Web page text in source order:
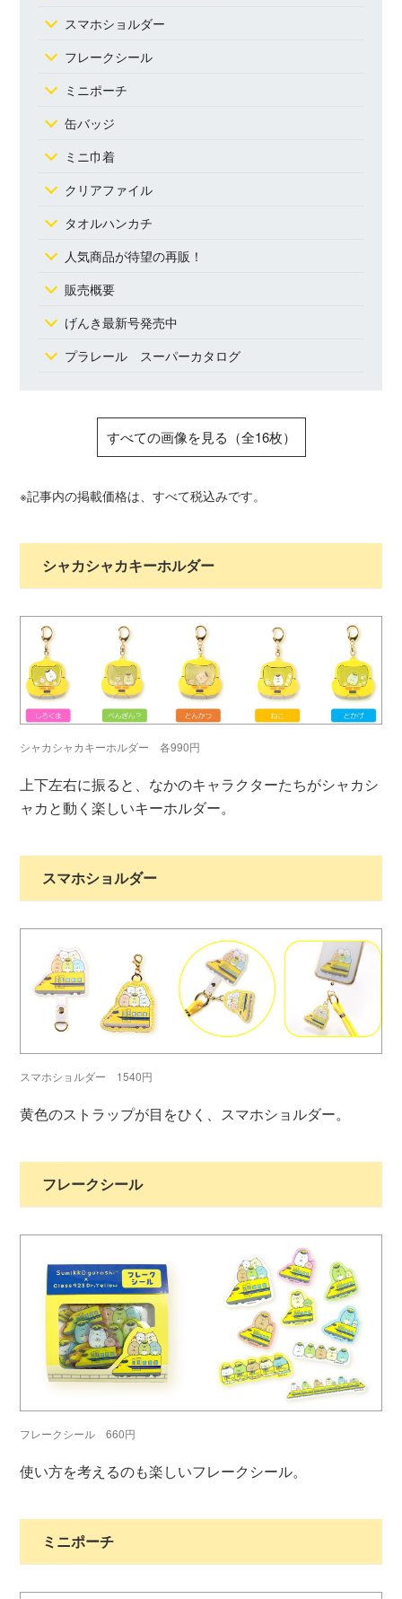
スマホショルダー
フレークシール
ミニポーチ
缶バッジ
ミニ巾着
クリアファイル
タオルハンカチ
人気商品が待望の再販！
販売概要
げんき最新号発売中
プラレール スーパーカタログ
すべての画像を見る（全16枚）
※記事内の掲載価格は、すべて税込みです。
シャカシャカキーホルダー
シャカシャカキーホルダー 各990円
上下左右に振ると、なかのキャラクターたちがシャカシ
ャカと動く楽しいキーホルダー。
スマホショルダー
スマホショルダー 1540円
黄色のストラップが目をひく、スマホショルダー。
フレークシール
フレークシール 660円
使い方を考えるのも楽しいフレークシール。
ミニポーチ